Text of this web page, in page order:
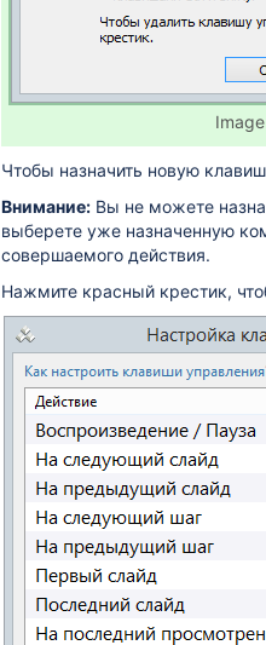
Чтобы назначить новую
Внимание: Вы не можете
выберете уже назначенную
совершаемого действия.
Нажмите красный крестик,